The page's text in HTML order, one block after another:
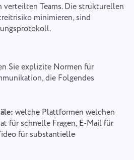
verteilten Teams. Die strukturellen
minimieren, sind
Sie explizite Normen für
die Folgendes
welche Plattformen welchen
für schnelle Fragen, E-Mail für
für substantielle